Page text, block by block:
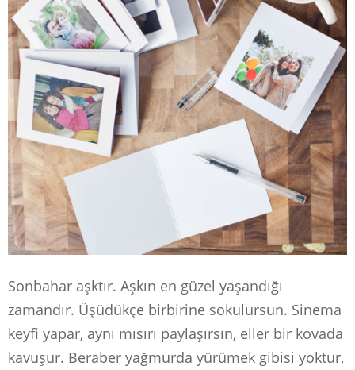
Sonbahar aşktır. Aşkın en güzel yaşandığı
zamandır. Üşüdükçe birbirine sokulursun. Sinema
keyfi yapar, aynı mısırı paylaşırsın, eller bir kovada
kavuşur. Beraber yağmurda yürümek gibisi yoktur,